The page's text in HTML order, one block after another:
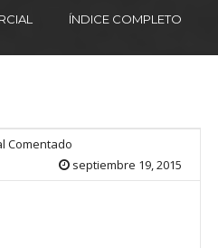
ÍNDICE COMPLETO
Comentado
septiembre 19, 2015